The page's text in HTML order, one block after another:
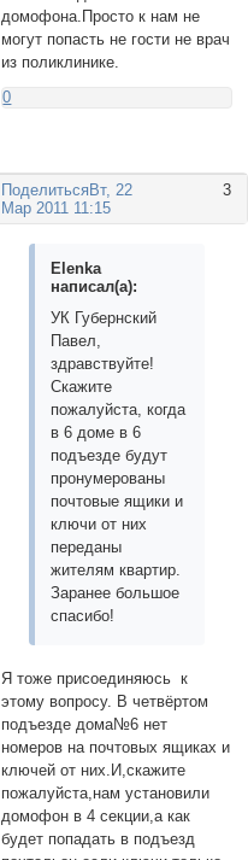
домофона.Просто к нам не
могут попасть не гости не врач
из поликлинике.
0
Поделиться 3
Вт, 22
Мар 2011 11:15
Elenka
написал(а):
УК Губернский
Павел,
здравствуйте!
Скажите
пожалуйста, когда
в 6 доме в 6
подъезде будут
пронумерованы
почтовые ящики и
ключи от них
переданы
жителям квартир.
Заранее большое
спасибо!
Я тоже присоединяюсь к
этому вопросу. В четвёртом
подъезде дома№6 нет
номеров на почтовых ящиках и
ключей от них.И,скажите
пожалуйста,нам установили
домофон в 4 секции,а как
будет попадать в подъезд